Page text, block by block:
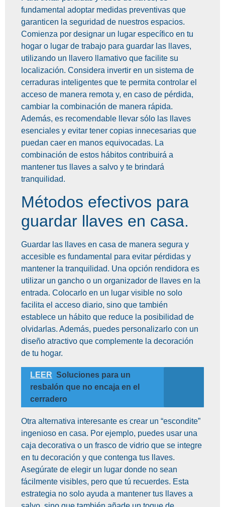
fundamental adoptar medidas preventivas que
garanticen la seguridad de nuestros espacios.
Comienza por designar un lugar específico en tu
hogar o lugar de trabajo para guardar las llaves,
utilizando un llavero llamativo que facilite su
localización. Considera invertir en un sistema de
cerraduras inteligentes que te permita controlar el
acceso de manera remota y, en caso de pérdida,
cambiar la combinación de manera rápida.
Además, es recomendable llevar sólo las llaves
esenciales y evitar tener copias innecesarias que
puedan caer en manos equivocadas. La
combinación de estos hábitos contribuirá a
mantener tus llaves a salvo y te brindará
tranquilidad.
Métodos efectivos para
guardar llaves en casa.
Guardar las llaves en casa de manera segura y
accesible es fundamental para evitar pérdidas y
mantener la tranquilidad. Una opción rendidora es
utilizar un gancho o un organizador de llaves en la
entrada. Colocarlo en un lugar visible no solo
facilita el acceso diario, sino que también
establece un hábito que reduce la posibilidad de
olvidarlas. Además, puedes personalizarlo con un
diseño atractivo que complemente la decoración
de tu hogar.
LEER Soluciones para un
resbalón que no encaja en el
cerradero
Otra alternativa interesante es crear un “escondite”
ingenioso en casa. Por ejemplo, puedes usar una
caja decorativa o un frasco de vidrio que se integre
en tu decoración y que contenga tus llaves.
Asegúrate de elegir un lugar donde no sean
fácilmente visibles, pero que tú recuerdes. Esta
estrategia no solo ayuda a mantener tus llaves a